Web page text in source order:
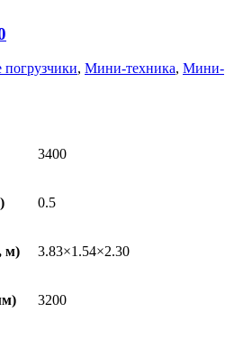
, Мини-техника, Мини-
3400
0.5
м) 3.83×1.54×2.30
3200